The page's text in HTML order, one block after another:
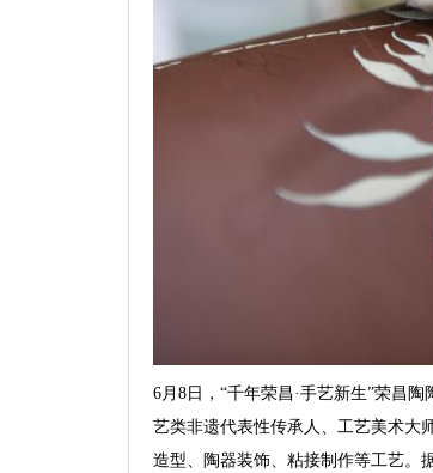
6月8日，“千年荣昌·手艺新生”荣昌
艺类非遗代表性传承人、工艺美术大
造型、陶器装饰、粘接制作等工艺。